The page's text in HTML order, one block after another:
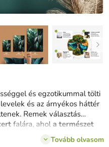
és egzotikummal tölti
és az árnyékos háttér
Remek választás
falára, ahol a természet
Tovább olvasom